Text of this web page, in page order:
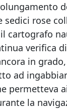
rose
cartografo
verifica
in grado,
ad
permetteva
la